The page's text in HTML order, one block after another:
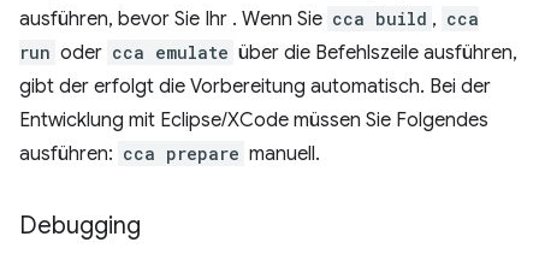
ausführen, bevor Sie Ihr . Wenn Sie cca build , cca
run oder cca emulate über die Befehlszeile ausführen,
gibt der erfolgt die Vorbereitung automatisch. Bei der
Entwicklung mit Eclipse/XCode müssen Sie Folgendes
ausführen: cca prepare manuell.
Debugging